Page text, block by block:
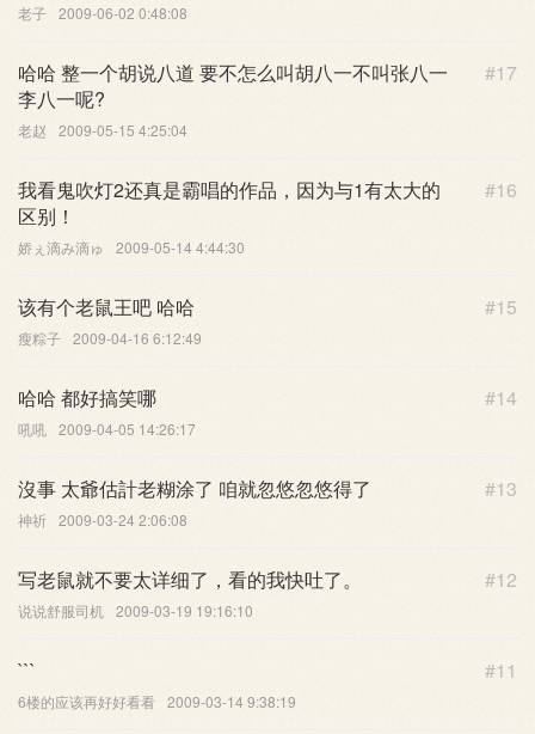
老子 2009-06-02 0:48:08
#17
哈哈 整一个胡说八道 要不怎么叫胡八一不叫张八一
李八一呢?
老赵 2009-05-15 4:25:04
#16
我看鬼吹灯2还真是霸唱的作品，因为与1有太大的
区别！
娇ぇ滴み滴ゅ 2009-05-14 4:44:30
#15
该有个老鼠王吧 哈哈
瘦粽子 2009-04-16 6:12:49
#14
哈哈 都好搞笑哪
吼吼 2009-04-05 14:26:17
#13
沒事 太爺估計老糊涂了 咱就忽悠忽悠得了
神祈 2009-03-24 2:06:08
#12
写老鼠就不要太详细了，看的我快吐了。
说说舒服司机 2009-03-19 19:16:10
#11
```
6楼的应该再好好看看 2009-03-14 9:38:19